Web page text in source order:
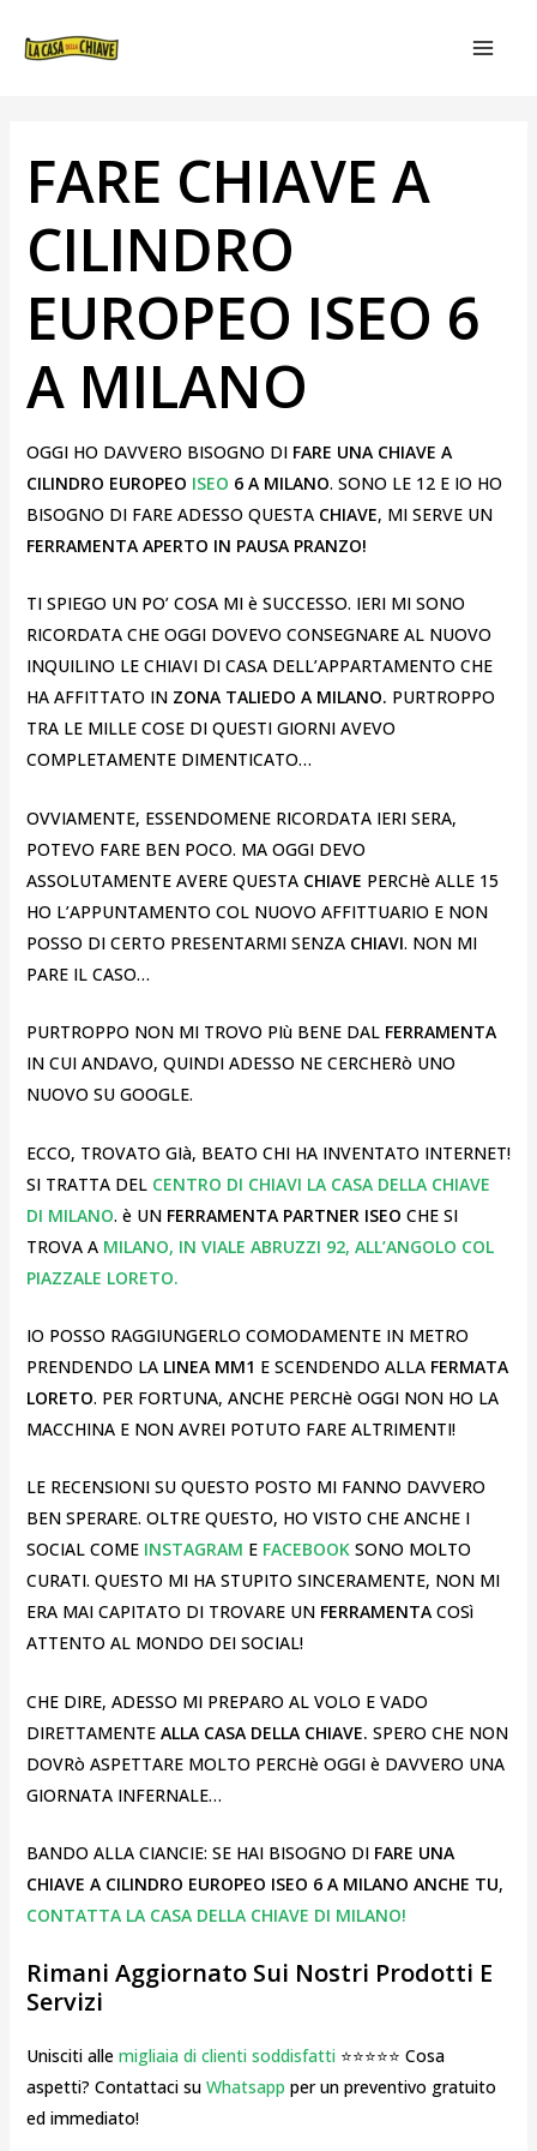
FARE CHIAVE A
CILINDRO
EUROPEO ISEO 6
A MILANO
OGGI HO DAVVERO BISOGNO DI FARE UNA CHIAVE A
CILINDRO EUROPEO ISEO 6 A MILANO. SONO LE 12 E IO HO
BISOGNO DI FARE ADESSO QUESTA CHIAVE, MI SERVE UN
FERRAMENTA APERTO IN PAUSA PRANZO!
TI SPIEGO UN PO’ COSA MI è SUCCESSO. IERI MI SONO
RICORDATA CHE OGGI DOVEVO CONSEGNARE AL NUOVO
INQUILINO LE CHIAVI DI CASA DELL’APPARTAMENTO CHE
HA AFFITTATO INZONA TALIEDO A MILANO. PURTROPPO
TRA LE MILLE COSE DI QUESTI GIORNI AVEVO
COMPLETAMENTE DIMENTICATO…
OVVIAMENTE, ESSENDOMENE RICORDATA IERI SERA,
POTEVO FARE BEN POCO. MA OGGI DEVO
ASSOLUTAMENTE AVERE QUESTA CHIAVE PERCHè ALLE 15
HO L’APPUNTAMENTO COL NUOVO AFFITTUARIO E NON
POSSO DI CERTO PRESENTARMI SENZA CHIAVI. NON MI
PARE IL CASO…
PURTROPPO NON MI TROVO PIù BENE DAL FERRAMENTA
IN CUI ANDAVO, QUINDI ADESSO NE CERCHERò UNO
NUOVO SU GOOGLE.
ECCO, TROVATO GIà, BEATO CHI HA INVENTATO INTERNET!
SI TRATTA DELCENTRO DI CHIAVI LA CASA DELLA CHIAVE
DI MILANO. è UN FERRAMENTA PARTNER ISEO CHE SI
TROVA A MILANO, IN VIALE ABRUZZI 92, ALL’ANGOLO COL
PIAZZALE LORETO.
IO POSSO RAGGIUNGERLO COMODAMENTE IN METRO
PRENDENDO LA LINEA MM1 E SCENDENDO ALLA FERMATA
LORETO. PER FORTUNA, ANCHE PERCHè OGGI NON HO LA
MACCHINA E NON AVREI POTUTO FARE ALTRIMENTI!
LE RECENSIONI SU QUESTO POSTO MI FANNO DAVVERO
BEN SPERARE. OLTRE QUESTO, HO VISTO CHE ANCHE I
SOCIAL COME INSTAGRAM E FACEBOOK SONO MOLTO
CURATI. QUESTO MI HA STUPITO SINCERAMENTE, NON MI
ERA MAI CAPITATO DI TROVARE UN FERRAMENTA COSì
ATTENTO AL MONDO DEI SOCIAL!
CHE DIRE, ADESSO MI PREPARO AL VOLO E VADO
DIRETTAMENTEALLA CASA DELLA CHIAVE. SPERO CHE NON
DOVRò ASPETTARE MOLTO PERCHè OGGI è DAVVERO UNA
GIORNATA INFERNALE…
BANDO ALLA CIANCIE: SE HAI BISOGNO DI FARE UNA
CHIAVE A CILINDRO EUROPEO ISEO 6 A MILANO ANCHE TU,
CONTATTA LA CASA DELLA CHIAVE DI MILANO!
Rimani Aggiornato Sui Nostri Prodotti E
Servizi
Unisciti alle migliaia di clienti soddisfatti⭐⭐⭐⭐⭐ Cosa
aspetti? Contattaci su Whatsapp per un preventivo gratuito
ed immediato!
ARTICOLI